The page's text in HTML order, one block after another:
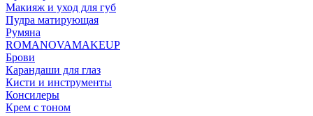
Макияж и уход для губ
Пудра матирующая
Румяна
ROMANOVAMAKEUP
Брови
Карандаши для глаз
Кисти и инструменты
Консилеры
Крем с тоном